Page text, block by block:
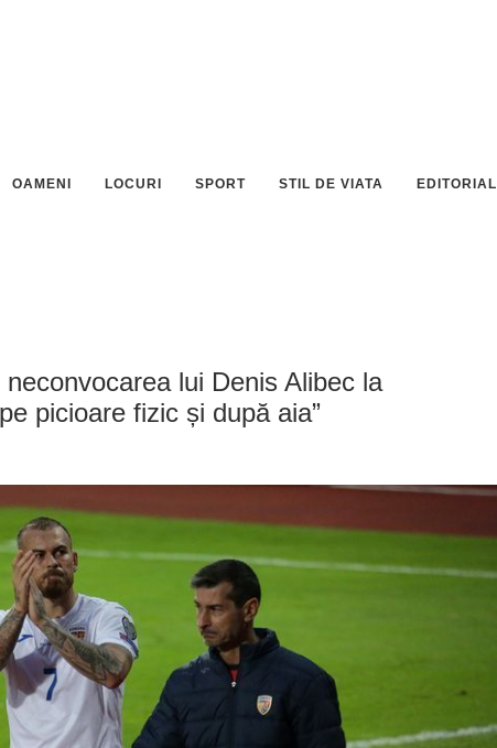
OAMENI LOCURI SPORT STIL DE VIATA EDITORIAL
lui Denis Alibec la
picioare fizic și după aia”